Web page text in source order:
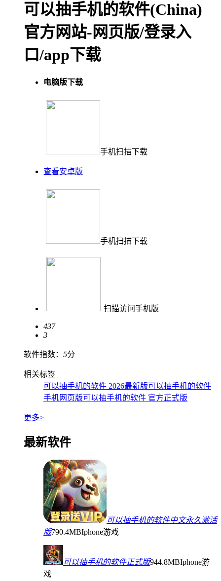
可以抽手机的软件(China)
官方网站-网页版/登录入
口/app下载
电脑版下载
手机扫描下载
查看安卓版
手机扫描下载
扫描访问手机版
437
3
软件指数： 5分
相关标签
可以抽手机的软件 2026最新版可以抽手机的软件
手机网页版可以抽手机的软件 官方正式版
更多>
最新软件
可以抽手机的软件中文永久激活
版790.4MBIphone游戏
可以抽手机的软件正式版944.8MBIphone游
戏